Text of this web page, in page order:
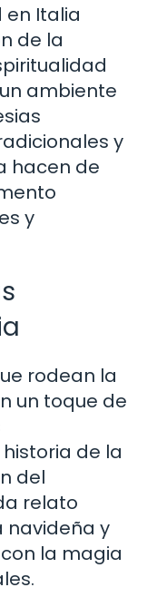
en Italia
de la
ambiente
y
hacen de
y
rodean la
un toque de
de la
del
relato
navideña y
la magia